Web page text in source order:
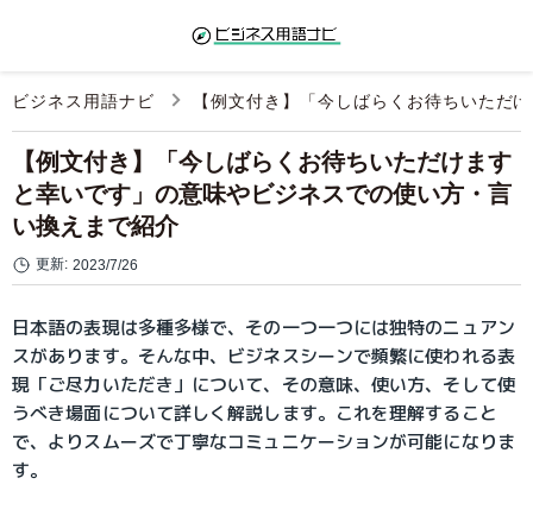
ビジネス用語ナビ 【例文付き】「今しばらくお待ちいただ
【例文付き】「今しばらくお待ちいただけます
と幸いです」の意味やビジネスでの使い方・言
い換えまで紹介
更新: 2023/7/26
日本語の表現は多種多様で、その一つ一つには独特のニュアン
スがあります。そんな中、ビジネスシーンで頻繁に使われる表
現「ご尽力いただき」について、その意味、使い方、そして使
うべき場面について詳しく解説します。これを理解すること
で、よりスムーズで丁寧なコミュニケーションが可能になりま
す。